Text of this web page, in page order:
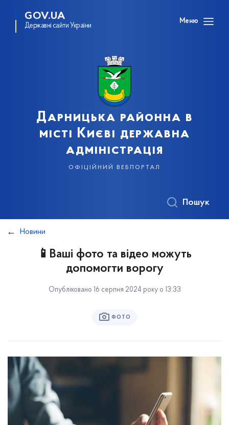
GOV.UA
Державні сайти України
Меню
Дарницька районна в
місті Києві державна
адміністрація
офіційний вебпортал
Пошук
Новини
📱Ваші фото та відео можуть
допомогти ворогу
Опубліковано 16 серпня 2024 року о 13:33
ФОТО